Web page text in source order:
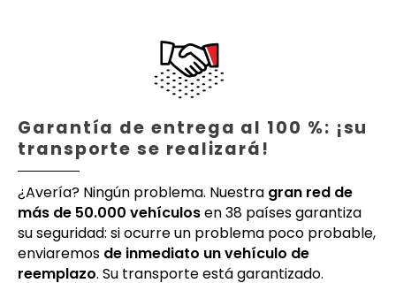
Garantía de entrega al 100 %: ¡su
transporte se realizará!
¿Avería? Ningún problema. Nuestra gran red de
más de 50.000 vehículosen 38 países garantiza
su seguridad: si ocurre un problema poco probable,
enviaremos de inmediato un vehículo de
reemplazo. Su transporte está garantizado.